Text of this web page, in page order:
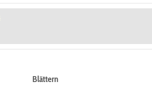
Blättern